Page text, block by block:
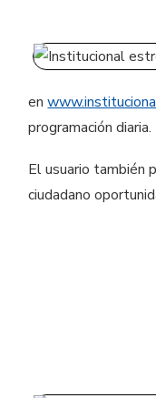
en
programación diaria.
El usuario también
ciudadano